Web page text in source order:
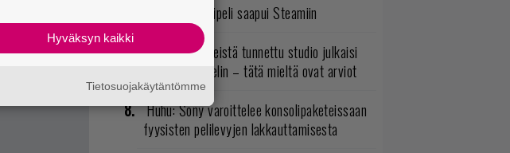
Ubisoftin hittipeli saapui Steamiin
Pokémon-peleistä tunnettu studio julkaisi
toimintaroolipelin – tätä mieltä ovat arviot
Huhu: Sony varoittelee konsolipaketeissaan
fyysisten pelilevyjen lakkauttamisesta
Hyväksyn kaikki
Tietosuojakäytäntömme